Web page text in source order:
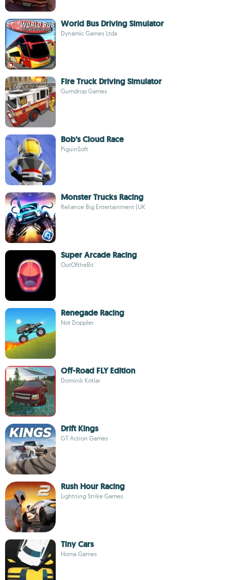
World Bus Driving Simulator
Dynamic Games Ltda
Fire Truck Driving Simulator
Gumdrop Games
Bob's Cloud Race
PiguinSoft
Monster Trucks Racing
Reliance Big Entertainment (UK
Super Arcade Racing
OutOftheBit
Renegade Racing
Not Doppler
Off-Road FLY Edition
Dominik Kotlar
Drift Kings
GT Action Games
Rush Hour Racing
Lightning Strike Games
Tiny Cars
Homa Games